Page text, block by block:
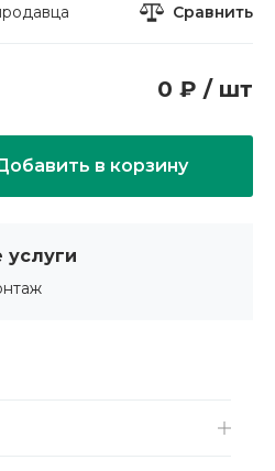
Сравнить
0 ₽ / шт
в корзину